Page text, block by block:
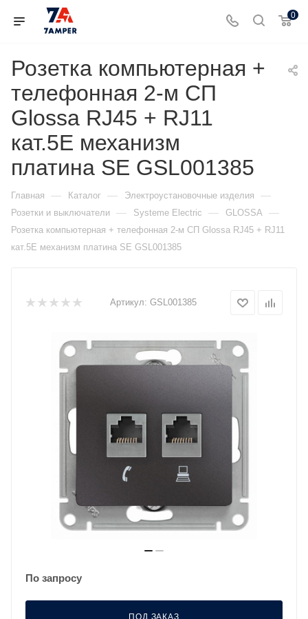
0
Розетка компьютерная +
телефонная 2-м СП
Glossa RJ45 + RJ11
кат.5E механизм
платина SE GSL001385
Главная — Каталог — Электроустановочные изделия —
Розетки и выключатели — Systeme Electric — GLOSSA —
Розетка компьютерная + телефонная 2-м СП Glossa RJ45 + RJ11
кат.5E механизм платина SE GSL001385
Артикул: GSL001385
По запросу
ПОД ЗАКАЗ